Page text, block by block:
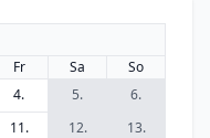
Fr Sa
So
4. 5.
6.
11. 12.
13.